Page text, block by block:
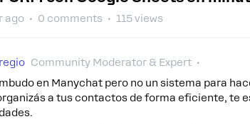
ago 0 comments 115 views
Community Moderator & Expert
en Manychat pero no un sistema para
a tus contactos de forma eficiente, te